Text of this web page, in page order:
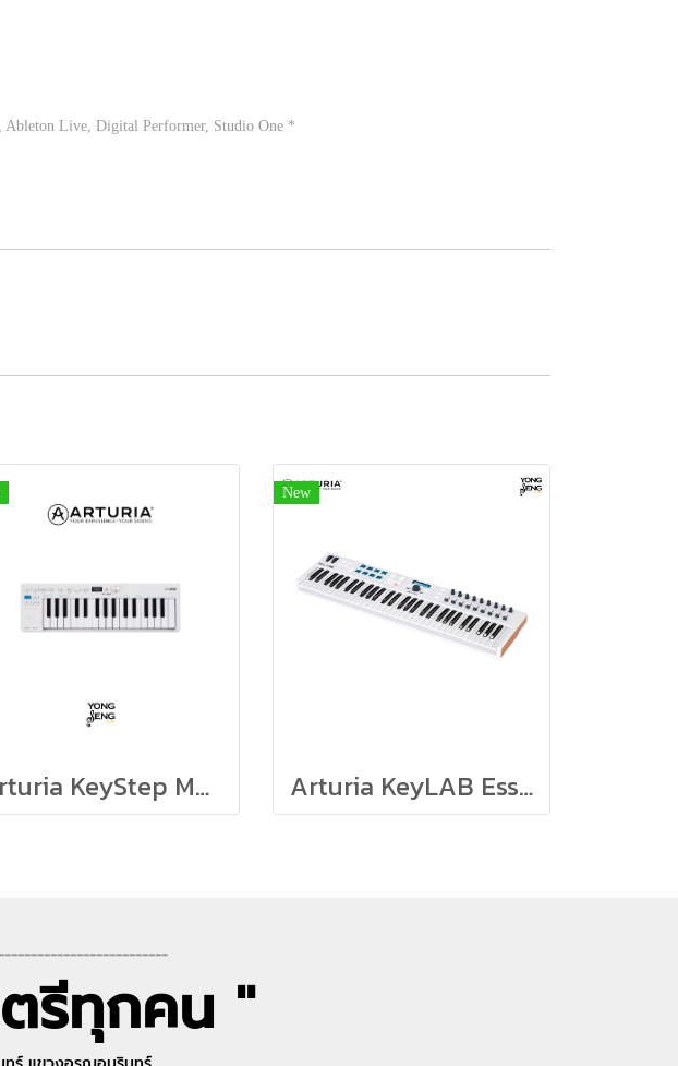
Live, Digital Performer, Studio One *
Arturia KeyStep MK2
New
Arturia KeyLAB Essential 61 Black Edition Arturia
ตรีทุกคน "